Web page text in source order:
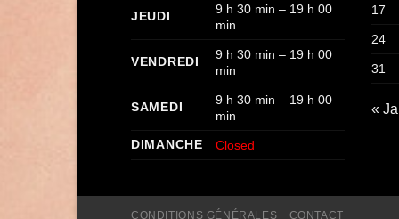
JEUDI
9 h 30 min – 19 h 00
min
VENDREDI
9 h 30 min – 19 h 00
min
SAMEDI
9 h 30 min – 19 h 00
min
DIMANCHE
Closed
17
24
31
«
CONDITIONS GÉNÉRALES CONTACT